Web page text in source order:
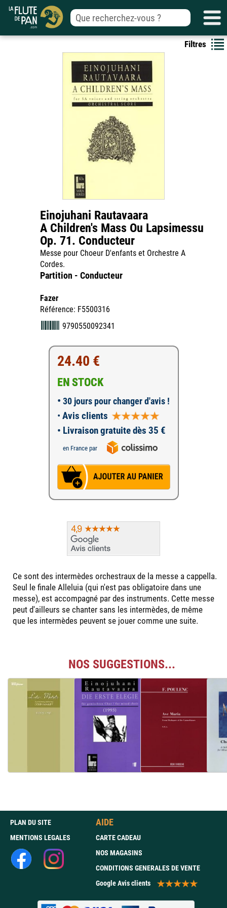
Filtres
Einojuhani Rautavaara
A Children's Mass Ou Lapsimessu
Op. 71. Conducteur
Messe pour Choeur D'enfants et Orchestre A
Cordes.
Partition - Conducteur
Fazer
Référence: F5500316
9790550092341
24.40 €
EN STOCK
• 30 jours pour changer d'avis !
• Avis clients
• Livraison gratuite dès 35 €
en France par
Ce sont des intermèdes orchestraux de la messe a cappella.
Seul le finale Alleluia (qui n'est pas obligatoire dans une
messe), est accompagné par des instruments. Cette messe
peut d'ailleurs se chanter sans les intermèdes, de même
que les intermèdes peuvent se jouer comme une suite.
NOS SUGGESTIONS...
PLAN DU SITE
MENTIONS LEGALES
AIDE
CARTE CADEAU
NOS MAGASINS
CONDITIONS GENERALES DE VENTE
Google Avis clients